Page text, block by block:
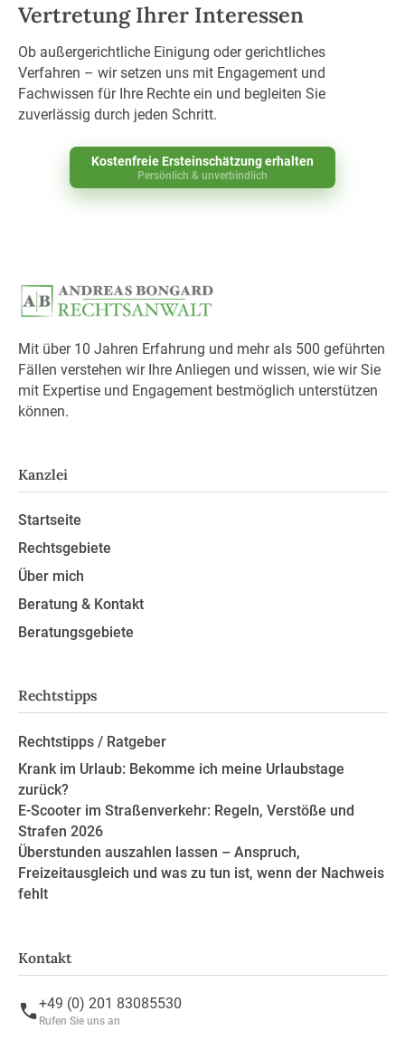
Vertretung Ihrer Interessen
Ob außergerichtliche Einigung oder gerichtliches
Verfahren – wir setzen uns mit Engagement und
Fachwissen für Ihre Rechte ein und begleiten Sie
zuverlässig durch jeden Schritt.
Kostenfreie Ersteinschätzung erhalten
Persönlich & unverbindlich
Mit über 10 Jahren Erfahrung und mehr als 500 geführten
Fällen verstehen wir Ihre Anliegen und wissen, wie wir Sie
mit Expertise und Engagement bestmöglich unterstützen
können.
Kanzlei
Startseite
Rechtsgebiete
Über mich
Beratung & Kontakt
Beratungsgebiete
Rechtstipps
Rechtstipps / Ratgeber
Krank im Urlaub: Bekomme ich meine Urlaubstage
zurück?
E-Scooter im Straßenverkehr: Regeln, Verstöße und
Strafen 2026
Überstunden auszahlen lassen – Anspruch,
Freizeitausgleich und was zu tun ist, wenn der Nachweis
fehlt
Kontakt
+49 (0) 201 83085530
Rufen Sie uns an